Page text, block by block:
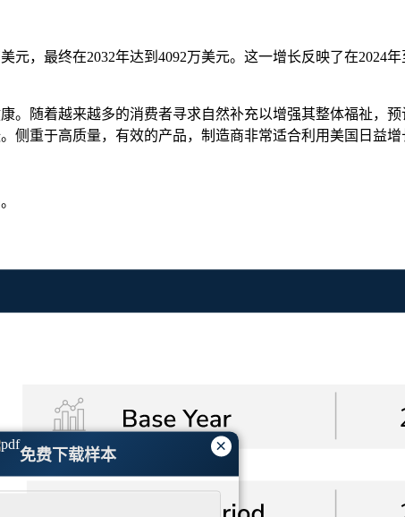
×
免费下载样本
，最终在2032年达到4092万美元。这一增长反映了在2024
随着越来越多的消费者寻求自然补充以增强其整体福祉，
重于高质量，有效的产品，制造商非常适合利用美国日益增
。